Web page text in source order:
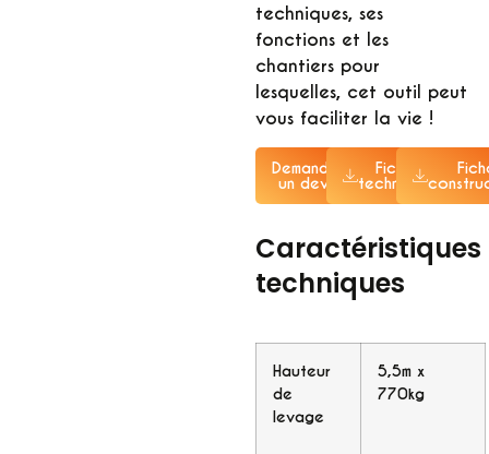
techniques, ses
fonctions et les
chantiers pour
lesquelles, cet outil peut
vous faciliter la vie !
Demander
un devis
Fiche
technique
Caractéristiques
techniques
Hauteur
de
levage
5,5m x
770kg